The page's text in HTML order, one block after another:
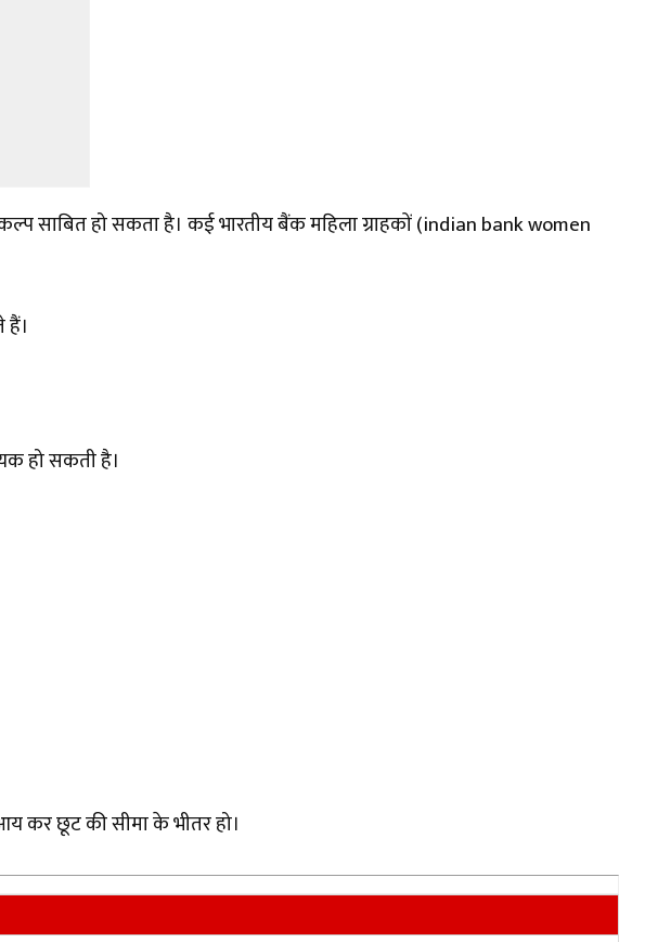
साबित हो सकता है। कई भारतीय बैंक महिला ग्राहकों (indian bank women
हैं।
हो सकती है।
कर छूट की सीमा के भीतर हो।